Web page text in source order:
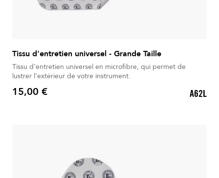
Tissu d'entretien universel - Grande Taille
Tissu d'entretien universel en microfibre, qui permet de
lustrer l'extérieur de votre instrument.
Prix
15,00 € A62L